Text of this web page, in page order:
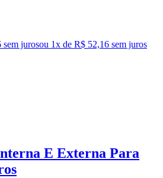
sem jurosou 1x de R$ 52,16 sem juros
E Externa Para